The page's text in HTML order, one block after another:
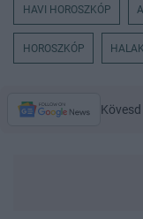
HAVI HOROSZKÓP
HOROSZKÓP HALAK